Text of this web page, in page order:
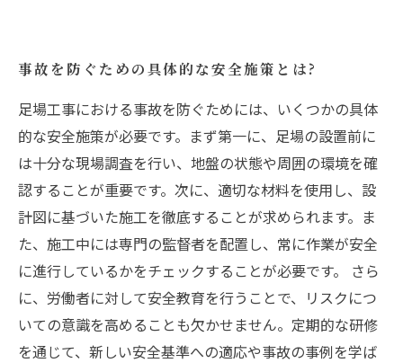
事故を防ぐための具体的な安全施策とは?
足場工事における事故を防ぐためには、いくつかの具体
的な安全施策が必要です。まず第一に、足場の設置前に
は十分な現場調査を行い、地盤の状態や周囲の環境を確
認することが重要です。次に、適切な材料を使用し、設
計図に基づいた施工を徹底することが求められます。ま
た、施工中には専門の監督者を配置し、常に作業が安全
に進行しているかをチェックすることが必要です。 さら
に、労働者に対して安全教育を行うことで、リスクにつ
いての意識を高めることも欠かせません。定期的な研修
を通じて、新しい安全基準への適応や事故の事例を学ば